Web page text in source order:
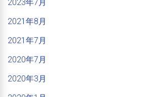
2023年7月
2021年8月
2021年7月
2020年7月
2020年3月